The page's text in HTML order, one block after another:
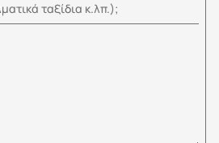
ταξίδια κ.λπ.);